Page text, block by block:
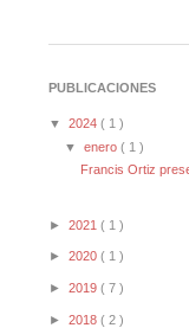
PUBLICACIONES
▼ 2024 ( 1 )
▼enero( 1 )
Francis Ortiz
► 2021 ( 1 )
► 2020 ( 1 )
► 2019 ( 7 )
► 2018 ( 2 )